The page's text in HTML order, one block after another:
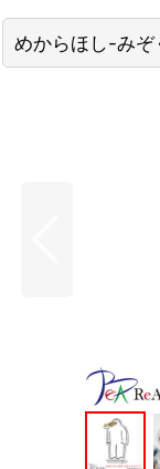
めからほし-みぞ